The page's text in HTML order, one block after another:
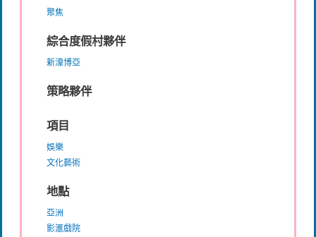
聚焦
綜合度假村夥伴
新濠博亞
策略夥伴
項目
娛樂
文化藝術
地點
亞洲
影滙戲院